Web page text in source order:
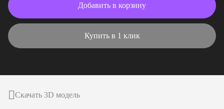
Добавить в корзину
Купить в 1 клик
Скачать 3D модель